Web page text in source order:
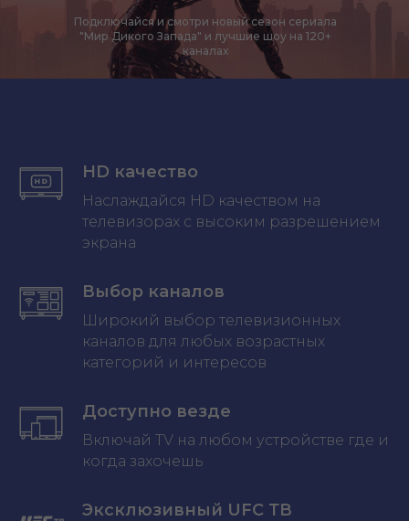
Подключайся и смотри новый сезон сериала
"Мир Дикого Запада" и лучшие шоу на 120+
каналах
HD качество
Наслаждайся HD качеством на
телевизорах с высоким разрешением
экрана
Выбор каналов
Широкий выбор телевизионных
каналов для любых возрастных
категорий и интересов
Доступно везде
Включай TV на любом устройстве где и
когда захочешь
Эксклюзивный UFC ТВ